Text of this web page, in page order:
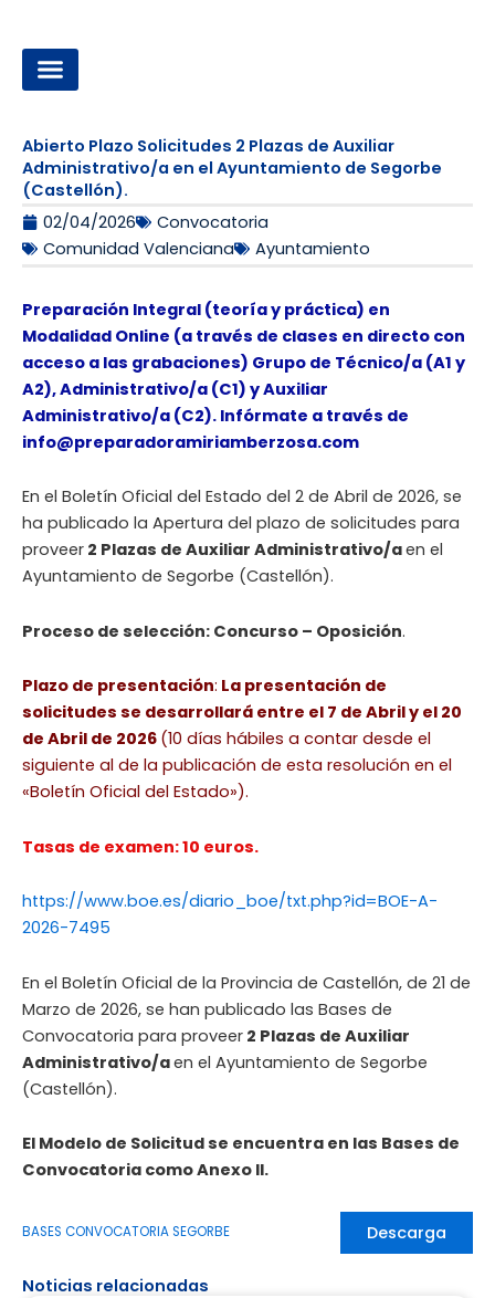
contenido
Abierto Plazo Solicitudes 2 Plazas de Auxiliar
Administrativo/a en el Ayuntamiento de Segorbe
(Castellón).
02/04/2026
Convocatoria
Comunidad Valenciana
Ayuntamiento
Preparación Integral (teoría y práctica) en
Modalidad Online (a través de clases en directo con
acceso a las grabaciones) Grupo de Técnico/a (A1 y
A2), Administrativo/a (C1) y Auxiliar
Administrativo/a (C2). Infórmate a través de
info@preparadoramiriamberzosa.com
En el Boletín Oficial del Estado del 2 de Abril de 2026, se
ha publicado la Apertura del plazo de solicitudes para
proveer 2 Plazas de Auxiliar Administrativo/aen el
Ayuntamiento de Segorbe (Castellón).
Proceso de selección: Concurso – Oposición.
Plazo de presentación: La presentación de
solicitudes se desarrollará entre el 7 de Abril y el 20
de Abril de 2026 (10 días hábiles a contar desde el
siguiente al de la publicación de esta resolución en el
«Boletín Oficial del Estado»).
Tasas de examen: 10 euros.
https://www.boe.es/diario_boe/txt.php?id=BOE-A-
2026-7495
En el Boletín Oficial de la Provincia de Castellón, de 21 de
Marzo de 2026, se han publicado las Bases de
Convocatoria para proveer 2 Plazas de Auxiliar
Administrativo/aen el Ayuntamiento de Segorbe
(Castellón).
El Modelo de Solicitud se encuentra en las Bases de
Convocatoria como Anexo II.
BASES CONVOCATORIA SEGORBE Descarga
Noticias relacionadas